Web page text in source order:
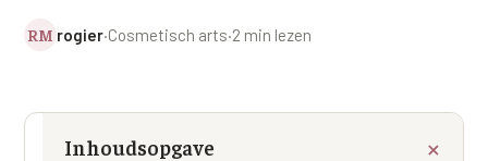
Kraaienpootjes
Donkere kringen onder de ogen
Azzalure
Erfelijke Jowl Profiel
Contact
RM rogier·Cosmetisch arts·2 min lezen
Inhoudsopgave